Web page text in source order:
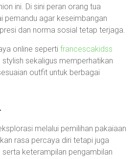
ini. Di sini peran orang tua
pemandu agar keseimbangan
dan norma sosial tetap terjaga.
online sepertifrancescakidss
sekaligus memperhatikan
outfit untuk berbagai
melalui pemilihan pakaiaan
rasa percaya diri tetapi juga
keterampilan pengambilan